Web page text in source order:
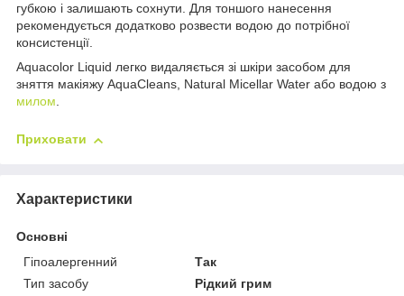
губкою і залишають сохнути. Для тоншого нанесення
рекомендується додатково розвести водою до потрібної
консистенції.
Aquacolor Liquid легко видаляється зі шкіри засобом для
зняття макіяжу AquaCleans, Natural Micellar Water або водою з
милом.
Приховати
Характеристики
Основні
Гіпоалергенний
Так
Тип засобу
Рідкий грим